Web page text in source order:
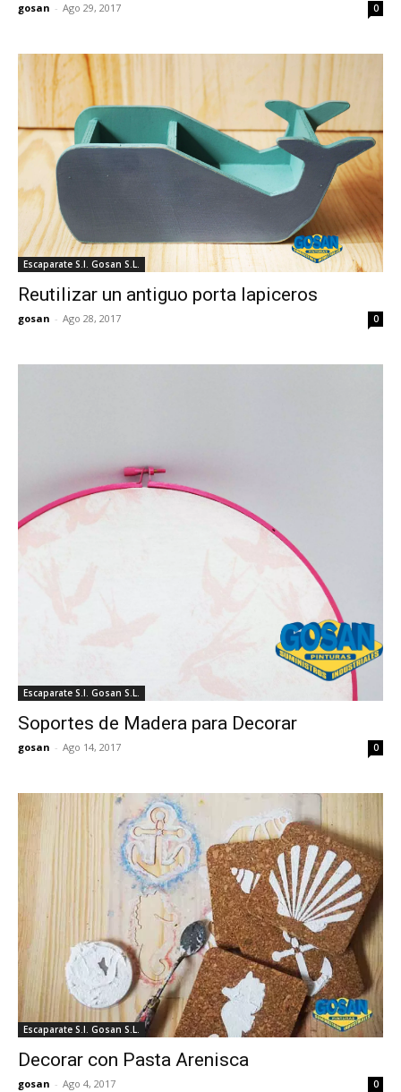
gosan - Ago 29, 2017 0
Escaparate S.I. Gosan S.L.
Reutilizar un antiguo porta lapiceros
gosan - Ago 28, 2017 0
Escaparate S.I. Gosan S.L.
Soportes de Madera para Decorar
gosan - Ago 14, 2017 0
Escaparate S.I. Gosan S.L.
Decorar con Pasta Arenisca
gosan - Ago 4, 2017 0